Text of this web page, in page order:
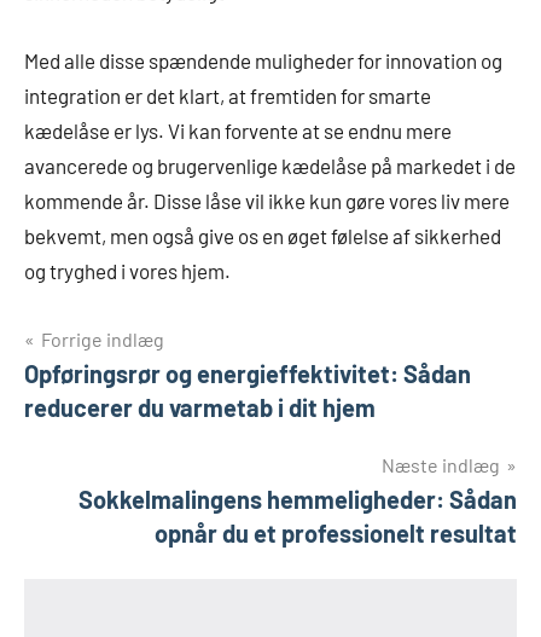
Med alle disse spændende muligheder for innovation og
integration er det klart, at fremtiden for smarte
kædelåse er lys. Vi kan forvente at se endnu mere
avancerede og brugervenlige kædelåse på markedet i de
kommende år. Disse låse vil ikke kun gøre vores liv mere
bekvemt, men også give os en øget følelse af sikkerhed
og tryghed i vores hjem.
Indlægsnavigation
Forrige indlæg
Opføringsrør og energieffektivitet: Sådan
reducerer du varmetab i dit hjem
Næste indlæg
Sokkelmalingens hemmeligheder: Sådan
opnår du et professionelt resultat